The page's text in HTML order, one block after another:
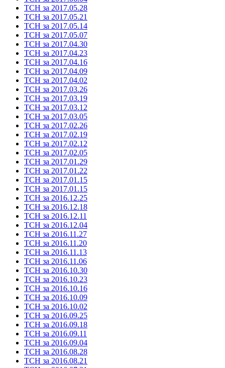
ТСН за 2017.05.28
ТСН за 2017.05.21
ТСН за 2017.05.14
ТСН за 2017.05.07
ТСН за 2017.04.30
ТСН за 2017.04.23
ТСН за 2017.04.16
ТСН за 2017.04.09
ТСН за 2017.04.02
ТСН за 2017.03.26
ТСН за 2017.03.19
ТСН за 2017.03.12
ТСН за 2017.03.05
ТСН за 2017.02.26
ТСН за 2017.02.19
ТСН за 2017.02.12
ТСН за 2017.02.05
ТСН за 2017.01.29
ТСН за 2017.01.22
ТСН за 2017.01.15
ТСН за 2017.01.15
ТСН за 2016.12.25
ТСН за 2016.12.18
ТСН за 2016.12.11
ТСН за 2016.12.04
ТСН за 2016.11.27
ТСН за 2016.11.20
ТСН за 2016.11.13
ТСН за 2016.11.06
ТСН за 2016.10.30
ТСН за 2016.10.23
ТСН за 2016.10.16
ТСН за 2016.10.09
ТСН за 2016.10.02
ТСН за 2016.09.25
ТСН за 2016.09.18
ТСН за 2016.09.11
ТСН за 2016.09.04
ТСН за 2016.08.28
ТСН за 2016.08.21